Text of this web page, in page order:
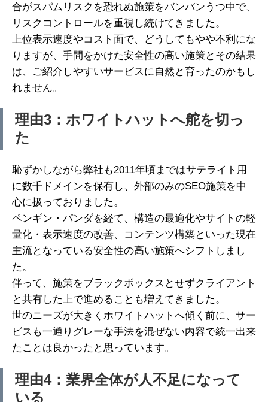
合がスパムリスクを恐れぬ施策をバンバンうつ中で、
リスクコントロールを重視し続けてきました。
上位表示速度やコスト面で、どうしてもやや不利にな
りますが、手間をかけた安全性の高い施策とその結果
は、ご紹介しやすいサービスに自然と育ったのかもし
れません。
理由3：ホワイトハットへ舵を切っ
た
恥ずかしながら弊社も2011年頃まではサテライト用
に数千ドメインを保有し、外部のみのSEO施策を中
心に扱っておりました。
ペンギン・パンダを経て、構造の最適化やサイトの軽
量化・表示速度の改善、コンテンツ構築といった現在
主流となっている安全性の高い施策へシフトしまし
た。
伴って、施策をブラックボックスとせずクライアント
と共有した上で進めることも増えてきました。
世のニーズが大きくホワイトハットへ傾く前に、サー
ビスも一通りグレーな手法を混ぜない内容で統一出来
たことは良かったと思っています。
理由4：業界全体が人不足になって
いる